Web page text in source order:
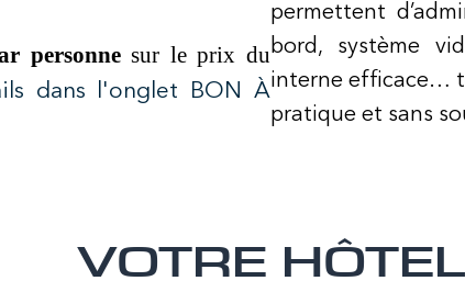
personnesur le prix du
dans l'onglet BON À
permettent
bord, système
interne efficace…
pratique et sans
VOTRE HÔTEL